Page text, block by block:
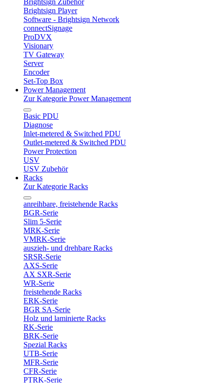
Brightsign Zubehör
Brightsign Player
Software - Brightsign Network
connectSignage
ProDVX
Visionary
TV Gateway
Server
Encoder
Set-Top Box
Power Management
Zur Kategorie Power Management
Basic PDU
Diagnose
Inlet-metered & Switched PDU
Outlet-metered & Switched PDU
Power Protection
USV
USV Zubehör
Racks
Zur Kategorie Racks
anreihbare, freistehende Racks
BGR-Serie
Slim 5-Serie
MRK-Serie
VMRK-Serie
auszieh- und drehbare Racks
SRSR-Serie
AXS-Serie
AX SXR-Serie
WR-Serie
freistehende Racks
ERK-Serie
BGR SA-Serie
Holz und laminierte Racks
RK-Serie
BRK-Serie
Spezial Racks
UTB-Serie
MFR-Serie
CFR-Serie
PTRK-Serie